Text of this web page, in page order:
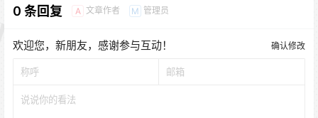
0 条回复 A 文章作者 M 管理员
欢迎您，新朋友，感谢参与互动！ 确认修改